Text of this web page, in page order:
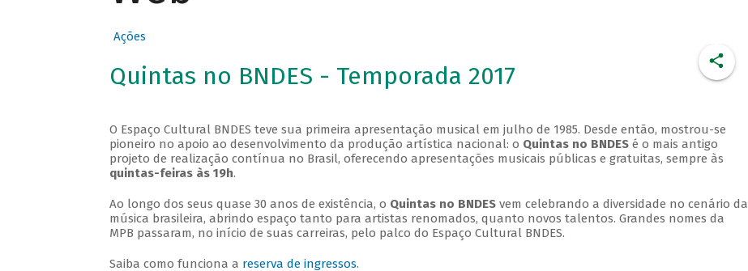
Ações
Quintas no BNDES - Temporada 2017
O Espaço Cultural BNDES teve sua primeira apresentação musical em julho de 1985. Desde então, mostrou-se
pioneiro no apoio ao desenvolvimento da produção artística nacional: o Quintas no BNDESé o mais antigo
projeto de realização contínua no Brasil, oferecendo apresentações musicais públicas e gratuitas, sempre às
quintas-feiras às 19h.
Ao longo dos seus quase 30 anos de existência, o Quintas no BNDESvem celebrando a diversidade no cenário da
música brasileira, abrindo espaço tanto para artistas renomados, quanto novos talentos. Grandes nomes da
MPB passaram, no início de suas carreiras, pelo palco do Espaço Cultural BNDES.
Saiba como funciona a reserva de ingressos.